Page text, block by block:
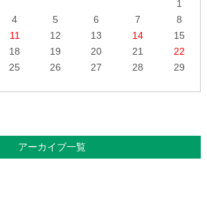
1
4 5 6 7
8
11 12 13 14
15
18 19 20 21
22
25 26 27 28
29
アーカイブ一覧